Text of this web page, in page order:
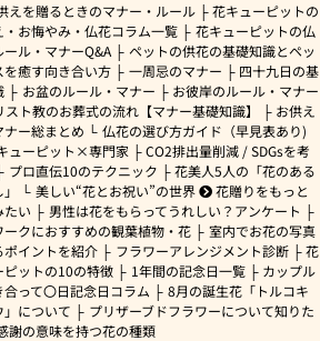
えを贈るときのマナー・ルール
花キューピットの
・お悔やみ・仏花コラム一覧
花キューピットの仏
ール・マナーQ&A
ペットの供花の基礎知識とペッ
を癒す向き合い方
一周忌のマナー
四十九日の基
お盆のルール・マナー
お彼岸のルール・マナー
スト教のお葬式の流れ【マナー基礎知識】
お供え
ナー総まとめ
仏花の選び方ガイド（早見表あり)
ューピット×専門家
CO2排出量削減 / SDGsを考
プロ直伝10のテクニック
花美人5人の「花のある
美しい“花とお祝い”の世界
花贈りをもっと
たい
男性は花をもらってうれしい？アンケート
ークにおすすめの観葉植物・花
室内でお花の写真
ポイントを紹介
フラワーアレンジメント診断
花
ピットの10の特徴
1年間の記念日一覧
カップル
合って〇日記念日コラム
8月の誕生花「トルコキ
」について
プリザーブドフラワーについて知りた
謝の意味を持つ花の種類